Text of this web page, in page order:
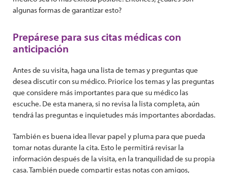
algunas formas de garantizar esto?
Prepárese para sus citas médicas con
anticipación
Antes de su visita, haga una lista de temas y preguntas que
desea discutir con su médico. Priorice los temas y las preguntas
que considere más importantes para que su médico las
escuche. De esta manera, si no revisa la lista completa, aún
tendrá las preguntas e inquietudes más importantes abordadas.
También es buena idea llevar papel y pluma para que pueda
tomar notas durante la cita. Esto le permitirá revisar la
información después de la visita, en la tranquilidad de su propia
casa. También puede compartir estas notas con amigos,